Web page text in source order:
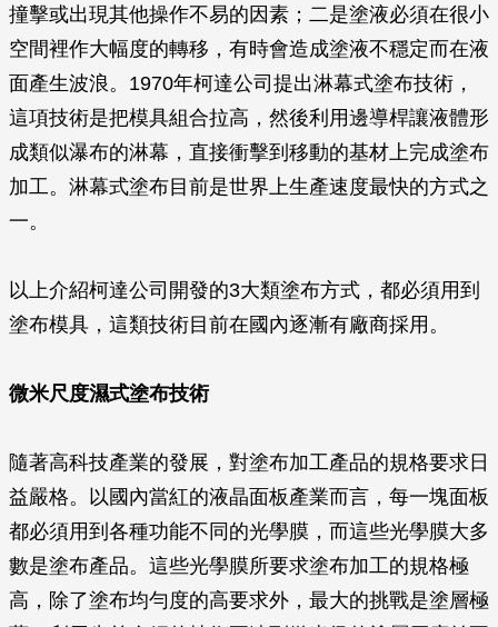
撞擊或出現其他操作不易的因素；二是塗液必須在很小
空間裡作大幅度的轉移，有時會造成塗液不穩定而在液
面產生波浪。1970年柯達公司提出淋幕式塗布技術，
這項技術是把模具組合拉高，然後利用邊導桿讓液體形
成類似瀑布的淋幕，直接衝擊到移動的基材上完成塗布
加工。淋幕式塗布目前是世界上生產速度最快的方式之
一。
以上介紹柯達公司開發的3大類塗布方式，都必須用到
塗布模具，這類技術目前在國內逐漸有廠商採用。
微米尺度濕式塗布技術
隨著高科技產業的發展，對塗布加工產品的規格要求日
益嚴格。以國內當紅的液晶面板產業而言，每一塊面板
都必須用到各種功能不同的光學膜，而這些光學膜大多
數是塗布產品。這些光學膜所要求塗布加工的規格極
高，除了塗布均勻度的高要求外，最大的挑戰是塗層極